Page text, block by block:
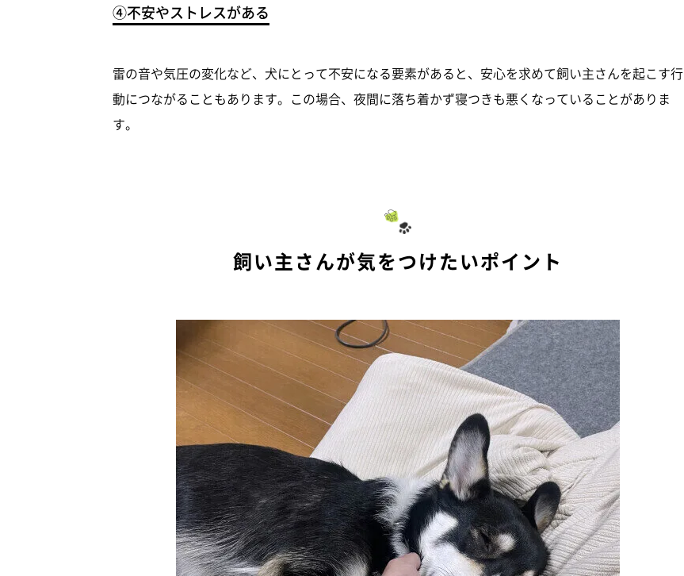
④不安やストレスがある
雷の音や気圧の変化など、犬にとって不安になる要素があると、安心を求めて飼い主さんを起こす行
動につながることもあります。この場合、夜間に落ち着かず寝つきも悪くなっていることがありま
す。
飼い主さんが気をつけたいポイント